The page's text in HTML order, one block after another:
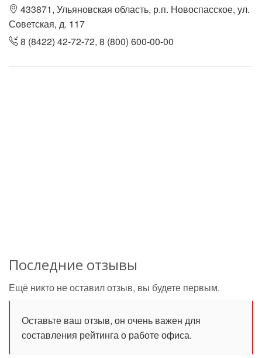
433871, Ульяновская область, р.п. Новоспасское, ул.
Советская, д. 117
8 (8422) 42-72-72, 8 (800) 600-00-00
Последние отзывы
Ещё никто не оставил отзыв, вы будете первым.
Оставьте ваш отзыв, он очень важен для
составления рейтинга о работе офиса.